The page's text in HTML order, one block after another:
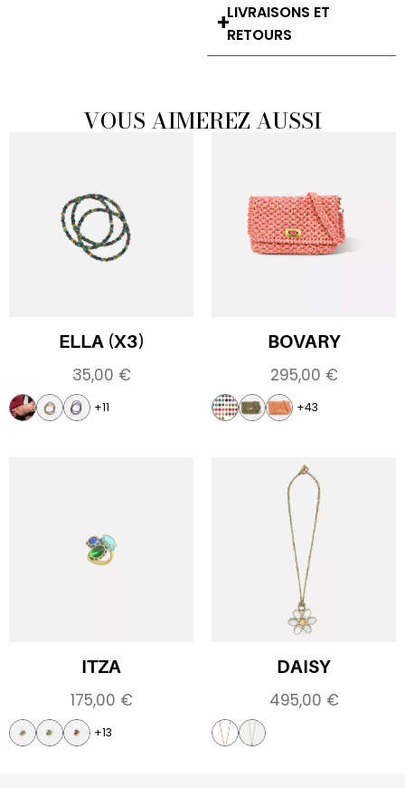
LIVRAISONS ET
RETOURS
VOUS AIMEREZ AUSSI
ELLA (X3)
35,00 €
+11
BOVARY
295,00 €
+43
ITZA
175,00 €
+13
DAISY
495,00 €